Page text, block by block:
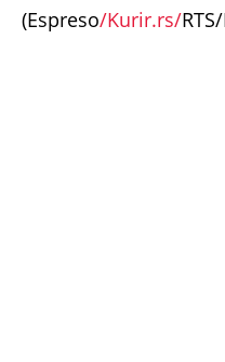
NEVREME UŠLO U
Kiša i olujni vetar iz